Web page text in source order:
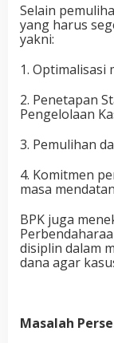
​Selain
yang harus
yakni:
1. ​Optimalisasi
2. ​Penetapan
Pengelolaan
3. ​Pemulihan
4. ​Komitmen
masa
​BPK juga
disiplin dalam
dana agar
Masalah